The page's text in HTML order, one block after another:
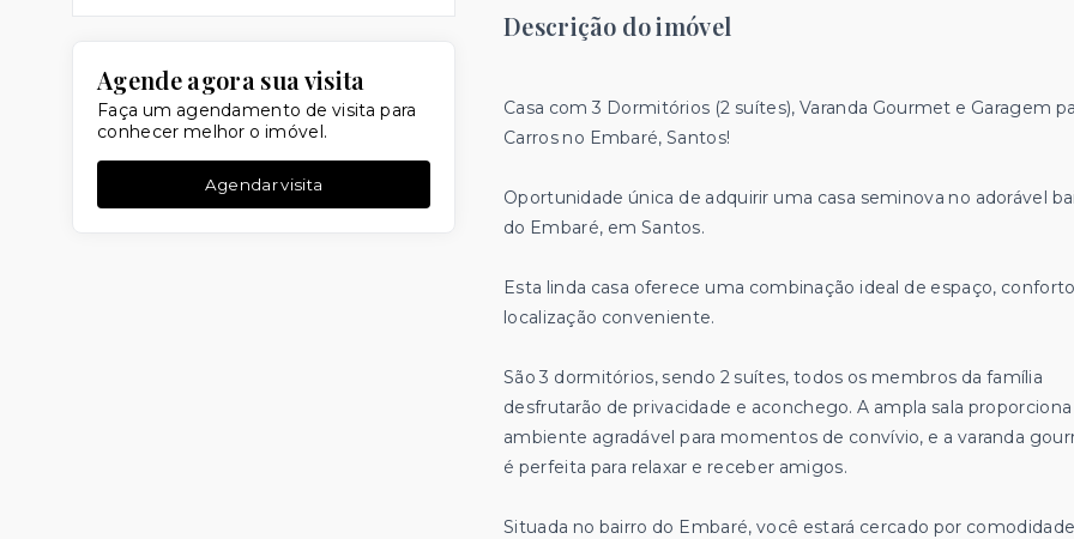
Agende agora sua visita
Faça um agendamento de visita para
conhecer melhor o imóvel.
Agendar visita
Descrição do imóvel
Casa com 3 Dormitórios (2 suítes), Varanda Gourmet e Garagem
Carros no Embaré, Santos!
Oportunidade única de adquirir uma casa seminova no adorável
do Embaré, em Santos.
Esta linda casa oferece uma combinação ideal de espaço,
localização conveniente.
São 3 dormitórios, sendo 2 suítes, todos os membros da família
desfrutarão de privacidade e aconchego. A ampla sala
ambiente agradável para momentos de convívio, e a varanda
é perfeita para relaxar e receber amigos.
Situada no bairro do Embaré, você estará cercado por